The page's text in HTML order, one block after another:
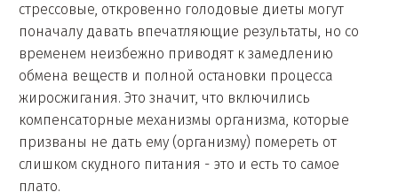
стрессовые, откровенно голодовые диеты могут
поначалу давать впечатляющие результаты, но со
временем неизбежно приводят к замедлению
обмена веществ и полной остановки процесса
жиросжигания. Это значит, что включились
компенсаторные механизмы организма, которые
призваны не дать ему (организму) помереть от
слишком скудного питания - это и есть то самое
плато.